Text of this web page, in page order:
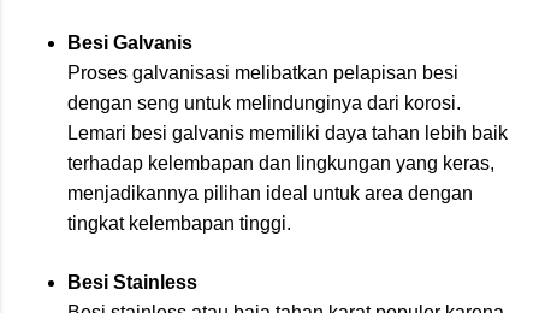
Besi Galvanis
Proses galvanisasi melibatkan pelapisan besi
dengan seng untuk melindunginya dari korosi.
Lemari besi galvanis memiliki daya tahan lebih baik
terhadap kelembapan dan lingkungan yang keras,
menjadikannya pilihan ideal untuk area dengan
tingkat kelembapan tinggi.
Besi Stainless